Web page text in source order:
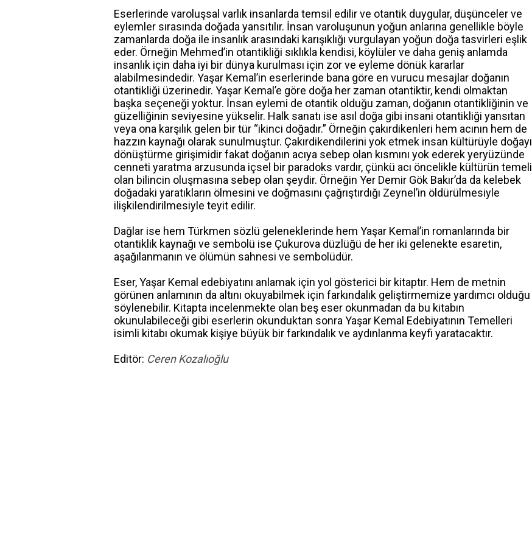
Eserlerinde varoluşsal varlık insanlarda temsil edilir ve otantik duygular, düşünceler ve
eylemler sırasında doğada yansıtılır. İnsan varoluşunun yoğun anlarına genellikle böyle
zamanlarda doğa ile insanlık arasındaki karışıklığı vurgulayan yoğun doğa tasvirleri eşlik
eder. Örneğin Mehmed’in otantikliği sıklıkla kendisi, köylüler ve daha geniş anlamda
insanlık için daha iyi bir dünya kurulması için zor ve eyleme dönük kararlar
alabilmesindedir. Yaşar Kemal’in eserlerinde bana göre en vurucu mesajlar doğanın
otantikliği üzerinedir. Yaşar Kemal’e göre doğa her zaman otantiktir, kendi olmaktan
başka seçeneği yoktur. İnsan eylemi de otantik olduğu zaman, doğanın otantikliğinin ve
güzelliğinin seviyesine yükselir. Halk sanatı ise asıl doğa gibi insani otantikliği yansıtan
veya ona karşılık gelen bir tür “ikinci doğadır.” Örneğin çakırdikenleri hem acının hem de
hazzın kaynağı olarak sunulmuştur. Çakırdikendilerini yok etmek insan kültürüyle doğayı
dönüştürme girişimidir fakat doğanın acıya sebep olan kısmını yok ederek yeryüzünde
cenneti yaratma arzusunda içsel bir paradoks vardır, çünkü acı öncelikle kültürün temeli
olan bilincin oluşmasına sebep olan şeydir. Örneğin Yer Demir Gök Bakır’da da kelebek
doğadaki yaratıkların ölmesini ve doğmasını çağrıştırdığı Zeynel’in öldürülmesiyle
ilişkilendirilmesiyle teyit edilir.
Dağlar ise hem Türkmen sözlü geleneklerinde hem Yaşar Kemal’in romanlarında bir
otantiklik kaynağı ve sembolü ise Çukurova düzlüğü de her iki gelenekte esaretin,
aşağılanmanın ve ölümün sahnesi ve sembolüdür.
Eser, Yaşar Kemal edebiyatını anlamak için yol gösterici bir kitaptır. Hem de metnin
görünen anlamının da altını okuyabilmek için farkındalık geliştirmemize yardımcı olduğu
söylenebilir. Kitapta incelenmekte olan beş eser okunmadan da bu kitabın
okunulabileceği gibi eserlerin okunduktan sonra Yaşar Kemal Edebiyatının Temelleri
isimli kitabı okumak kişiye büyük bir farkındalık ve aydınlanma keyfi yaratacaktır.
Editör: Ceren Kozalıoğlu